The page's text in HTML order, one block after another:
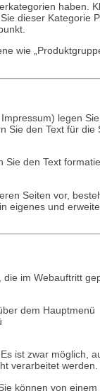
haben.
dieser Kategorie
wie
legen
den Text für die
den Text
Seiten vor,
eigenes und
im Webauftritt
dem Hauptmenü
ist zwar möglich,
verarbeitet werden.
können von